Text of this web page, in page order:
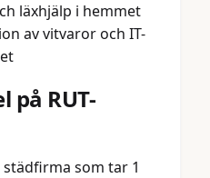
läxhjälp i hemmet
av vitvaror och IT-
på RUT-
som tar 1